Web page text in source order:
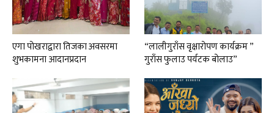
एगा पोखराद्वारा तिजका अवसरमा
शुभकामना आदानप्रदान
“लालीगुराँस वृक्षारोपण कार्यक्रम ”
गुराँस फुलाउ पर्यटक बोलाउ”